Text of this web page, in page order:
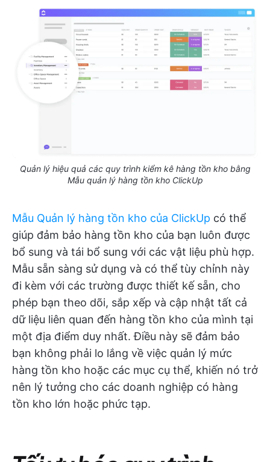
Quản lý hiệu quả các quy trình kiểm kê hàng tồn kho bằng
Mẫu quản lý hàng tồn kho ClickUp
Mẫu Quản lý hàng tồn kho của ClickUp có thể
giúp đảm bảo hàng tồn kho của bạn luôn được
bổ sung và tái bổ sung với các vật liệu phù hợp.
Mẫu sẵn sàng sử dụng và có thể tùy chỉnh này
đi kèm với các trường được thiết kế sẵn, cho
phép bạn theo dõi, sắp xếp và cập nhật tất cả
dữ liệu liên quan đến hàng tồn kho của mình tại
một địa điểm duy nhất. Điều này sẽ đảm bảo
bạn không phải lo lắng về việc quản lý mức
hàng tồn kho hoặc các mục cụ thể, khiến nó trở
nên lý tưởng cho các doanh nghiệp có hàng
tồn kho lớn hoặc phức tạp.